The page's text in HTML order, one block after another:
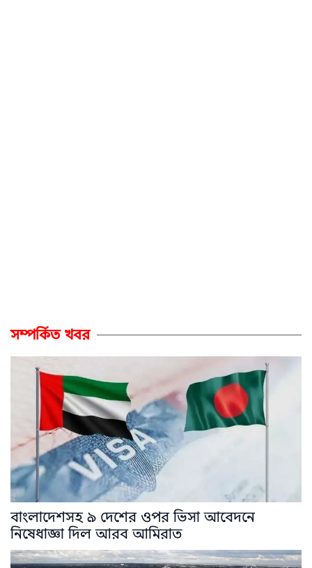
সম্পর্কিত খবর
বাংলাদেশসহ ৯ দেশের ওপর ভিসা আবেদনে
নিষেধাজ্ঞা দিল আরব আমিরাত